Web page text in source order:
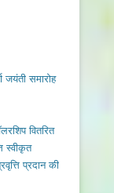
जयंती समारोह
वितरित
स्वीकृत
प्रदान की